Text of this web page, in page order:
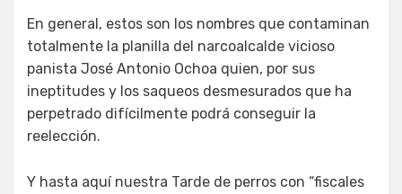
En general, estos son los nombres que contaminan
totalmente la planilla del narcoalcalde vicioso
panista José Antonio Ochoa quien, por sus
ineptitudes y los saqueos desmesurados que ha
perpetrado difícilmente podrá conseguir la
reelección.
Y hasta aquí nuestra Tarde de perros con “fiscales